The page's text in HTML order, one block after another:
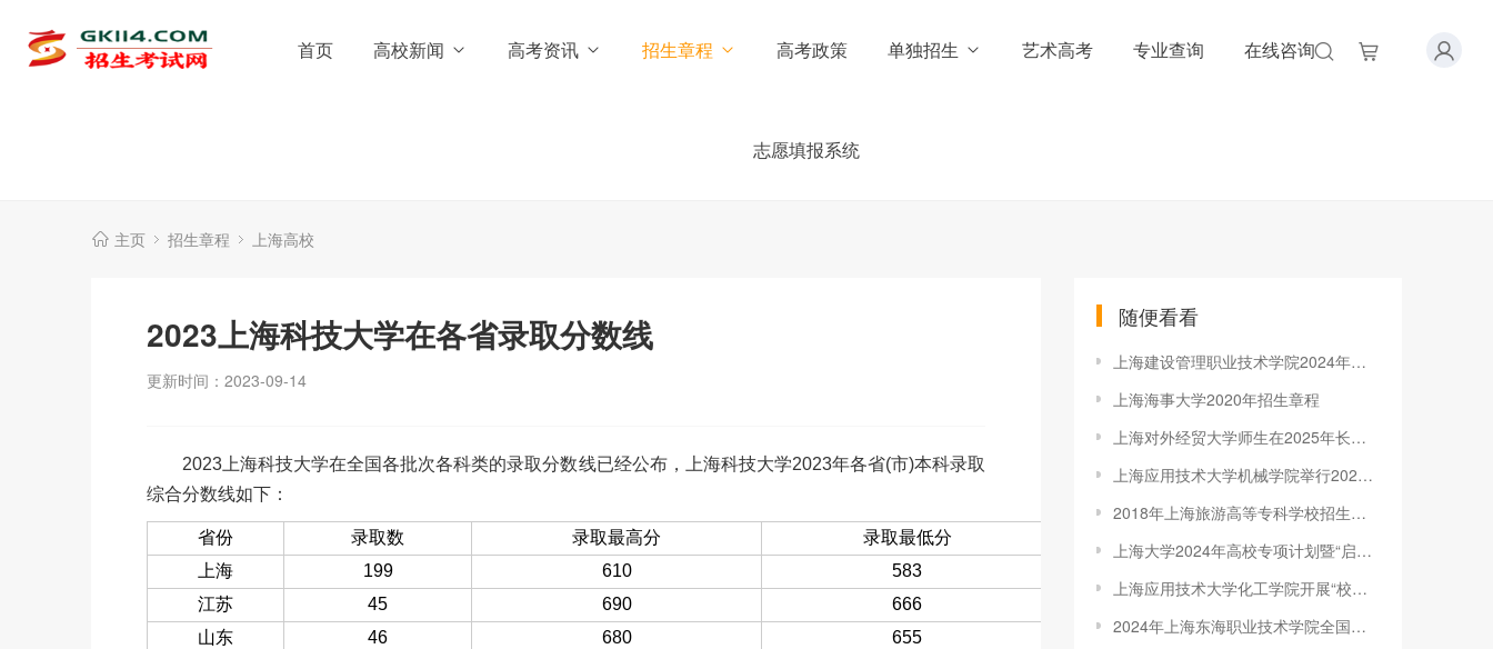
首页 高校新闻 高考资讯 招生章程 高考政策 单独招生 艺术高考 专业查询 在线咨询
志愿填报系统
主页 招生章程 上海高校
2023上海科技大学在各省录取分数线
更新时间：2023-09-14
2023上海科技大学在全国各批次各科类的录取分数线已经公布，
上海科技大学2023年各省(市)本科录取
综合分数线如下：
省份 录取数 录取最高分
录取最低分
上海
199 610
583
江苏
45 690
666
山东
46 680
655
随便看看
上海建设管理职业技术学院2024年上海市普通高等学校全国统考招生章程（秋季统一高考）
上海海事大学2020年招生章程
上海对外经贸大学师生在2025年长三角科学道德和学风建设论坛荣获佳绩
上海应用技术大学机械学院举行2020届研究生毕业与就业促进会
2018年上海旅游高等专科学校招生章程
上海大学2024年高校专项计划暨“启航计划”招生简章
上海应用技术大学化工学院开展“校友引航，职涯启航”寒假社会实践
2024年上海东海职业技术学院全国统考招生章程